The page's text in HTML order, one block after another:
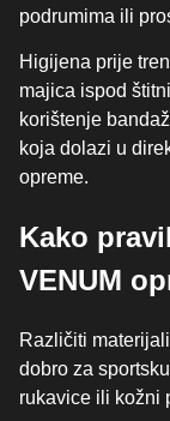
podrumima ili
Higijena prije
majica ispod
korištenje
koja dolazi u
opreme.
Kako
VENUM
Različiti
dobro za
rukavice ili kožni